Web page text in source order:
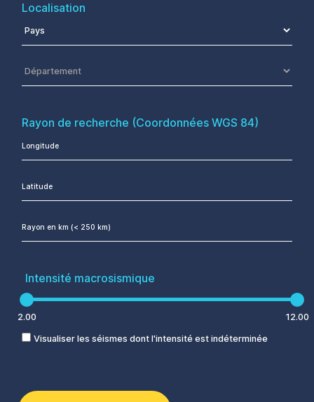
Localisation
Rayon de recherche (Coordonnées WGS 84)
Intensité macrosismique
2.00 12.00
Visualiser les séismes dont l'intensité est indéterminée